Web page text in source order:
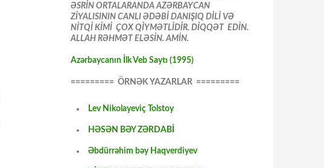
ƏSRİN ORTALARANDA AZƏRBAYCAN
ZİYALISININ CANLI ƏDƏBİ DANIŞIQ DİLİ VƏ
NİTQİ KİMİ ÇOX QİYMƏTLİDİR. DİQQƏT EDİN.
ALLAH RƏHMƏT ELƏSİN. AMİN.
Azərbaycanın İlk Veb Saytı (1995)
========= ÖRNƏK YAZARLAR =========
Lev Nikolayeviç Tolstoy
HƏSƏN BƏY ZƏRDABİ
Əbdürrəhim bəy Haqverdiyev